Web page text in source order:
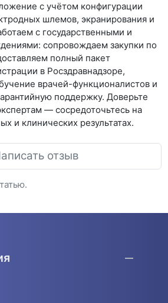
с учётом конфигурации
шлемов, экранирования и
с государственными и
сопровождаем закупки по
полный пакет
в Росздравнадзоре,
врачей-функционалистов и
поддержку. Доверьте
— сосредоточьтесь на
и клинических результатах.
отзыв